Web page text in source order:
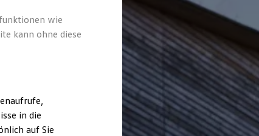
wie
kann ohne diese
in die
auf Sie